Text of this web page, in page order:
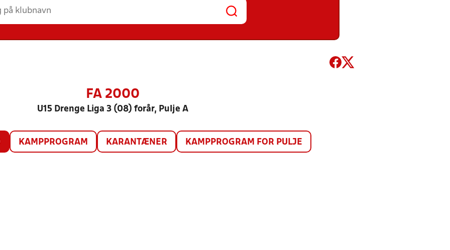
FA 2000
U15 Drenge Liga 3 (08) forår, Pulje A
KAMPPROGRAM KARANTÆNER KAMPPROGRAM FOR PULJE